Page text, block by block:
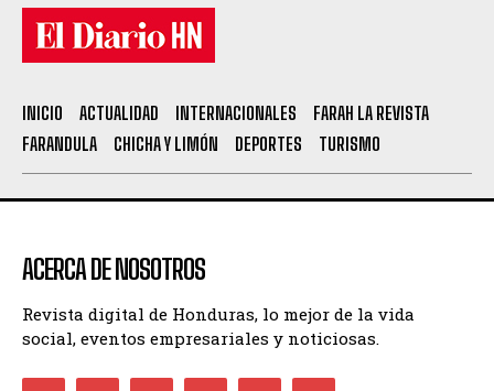
INICIO ACTUALIDAD INTERNACIONALES
FARAH LA REVISTA
FARANDULA
CHICHA Y LIMÓN DEPORTES TURISMO
ACERCA DE NOSOTROS
Revista digital de Honduras, lo mejor de la vida
social, eventos empresariales y noticiosas.